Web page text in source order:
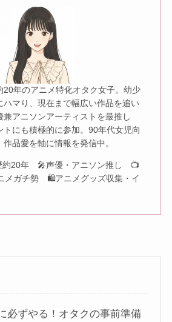
20年のアニメ特化オタク女子。幼少
ハマり、現在まで幅広い作品を追い
兼アニソンアーティストを最推し
トにも積極的に参加。90年代女児向
品愛を軸に情報を発信中。
約20年 🎤声優・アニソン推し 📺
メガチ勢 🛍アニメグッズ収集・イ
必ずやる！オタクの事前準備